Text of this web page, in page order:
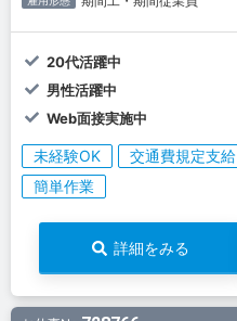
20代活躍中
男性活躍中
Web面接実施中
未経験OK 交通費規定支給
簡単作業
詳細をみる